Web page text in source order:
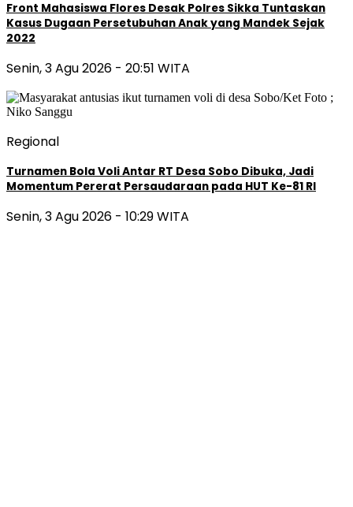
Front Mahasiswa Flores Desak Polres Sikka Tuntaskan
Kasus Dugaan Persetubuhan Anak yang Mandek Sejak
2022
Senin, 3 Agu 2026 - 20:51 WITA
Regional
Turnamen Bola Voli Antar RT Desa Sobo Dibuka, Jadi
Momentum Pererat Persaudaraan pada HUT Ke-81 RI
Senin, 3 Agu 2026 - 10:29 WITA